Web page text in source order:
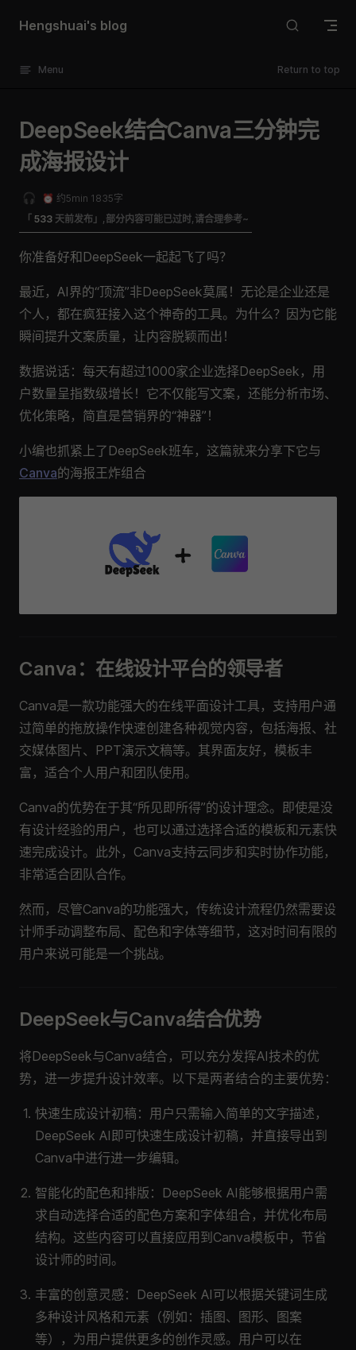
Skip to content
Hengshuai's blog
Menu Return to top
DeepSeek结合Canva三分钟完
成海报设计
🎧
⏰ 约5min 1835字
「 533 天前发布」,部分内容可能已过时,请合理参考~
你准备好和DeepSeek一起起飞了吗？
最近，AI界的“顶流”非DeepSeek莫属！无论是企业还是
个人，都在疯狂接入这个神奇的工具。为什么？因为它能
瞬间提升文案质量，让内容脱颖而出！
数据说话：每天有超过1000家企业选择DeepSeek，用
户数量呈指数级增长！它不仅能写文案，还能分析市场、
优化策略，简直是营销界的“神器”！
小编也抓紧上了DeepSeek班车，这篇就来分享下它与
Canva的海报王炸组合
Canva：在线设计平台的领导者
Canva是一款功能强大的在线平面设计工具，支持用户通
过简单的拖放操作快速创建各种视觉内容，包括海报、社
交媒体图片、PPT演示文稿等。其界面友好，模板丰
富，适合个人用户和团队使用。
Canva的优势在于其“所见即所得”的设计理念。即使是没
有设计经验的用户，也可以通过选择合适的模板和元素快
速完成设计。此外，Canva支持云同步和实时协作功能，
非常适合团队合作。
然而，尽管Canva的功能强大，传统设计流程仍然需要设
计师手动调整布局、配色和字体等细节，这对时间有限的
用户来说可能是一个挑战。
DeepSeek与Canva结合优势
将DeepSeek与Canva结合，可以充分发挥AI技术的优
势，进一步提升设计效率。以下是两者结合的主要优势：
快速生成设计初稿：用户只需输入简单的文字描述，
DeepSeek AI即可快速生成设计初稿，并直接导出到
Canva中进行进一步编辑。
智能化的配色和排版：DeepSeek AI能够根据用户需
求自动选择合适的配色方案和字体组合，并优化布局
结构。这些内容可以直接应用到Canva模板中，节省
设计师的时间。
丰富的创意灵感：DeepSeek AI可以根据关键词生成
多种设计风格和元素（例如：插图、图形、图案
等），为用户提供更多的创作灵感。用户可以在